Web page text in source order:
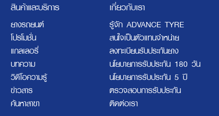
สินค้าและบริการ
ยางรถยนต์
โปรโมชั่น
แกลเลอรี่
บทความ
วิดีโอความรู้
ข่าวสาร
ค้นหาสาขา
เกี่ยวกับเรา
รู้จัก ADVANCE TYRE
สนใจเป็นตัวแทนจำหน่าย
ลงทะเบียนรับประกันยาง
นโยบายการรับประกัน 180 วัน
นโยบายการรับประกัน 5 ปี
ตรวจสอบการรับประกัน
ติดต่อเรา